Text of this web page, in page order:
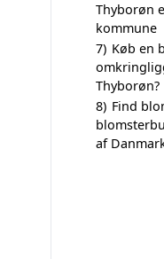
Thyborøn
kommune
7) Køb en
Thyborøn?
8) Find
af